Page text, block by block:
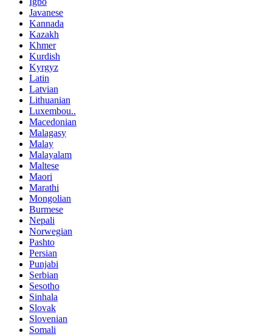
Javanese
Kannada
Kazakh
Khmer
Kurdish
Kyrgyz
Latin
Latvian
Lithuanian
Luxembou..
Macedonian
Malagasy
Malay
Malayalam
Maltese
Maori
Marathi
Mongolian
Burmese
Nepali
Norwegian
Pashto
Persian
Punjabi
Serbian
Sesotho
Sinhala
Slovak
Slovenian
Somali